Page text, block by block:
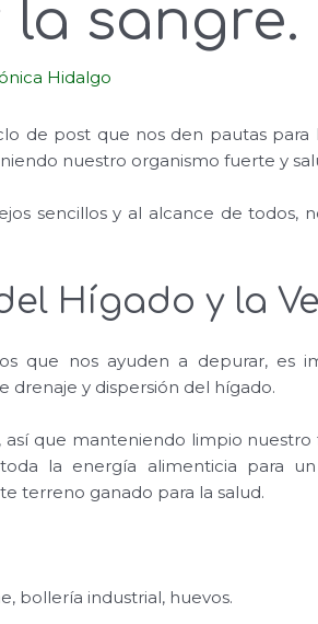
sangre.
Hidalgo
de post que nos den pautas
nuestro organismo fuerte y
sencillos y al alcance de todos,
Hígado y la
que nos ayuden a depurar, es
drenaje y dispersión del hígado.
así que manteniendo limpio
la energía alimenticia para
terreno ganado para la salud.
bollería industrial, huevos.